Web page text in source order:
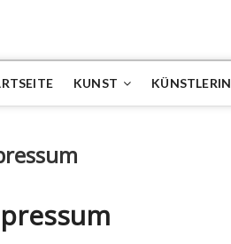
KUNST KÜNSTLERIN